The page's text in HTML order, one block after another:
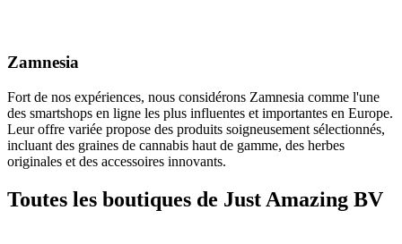
Zamnesia
Fort de nos expériences, nous considérons Zamnesia comme l'une
des smartshops en ligne les plus influentes et importantes en Europe.
Leur offre variée propose des produits soigneusement sélectionnés,
incluant des graines de cannabis haut de gamme, des herbes
originales et des accessoires innovants.
Toutes les boutiques de Just Amazing BV